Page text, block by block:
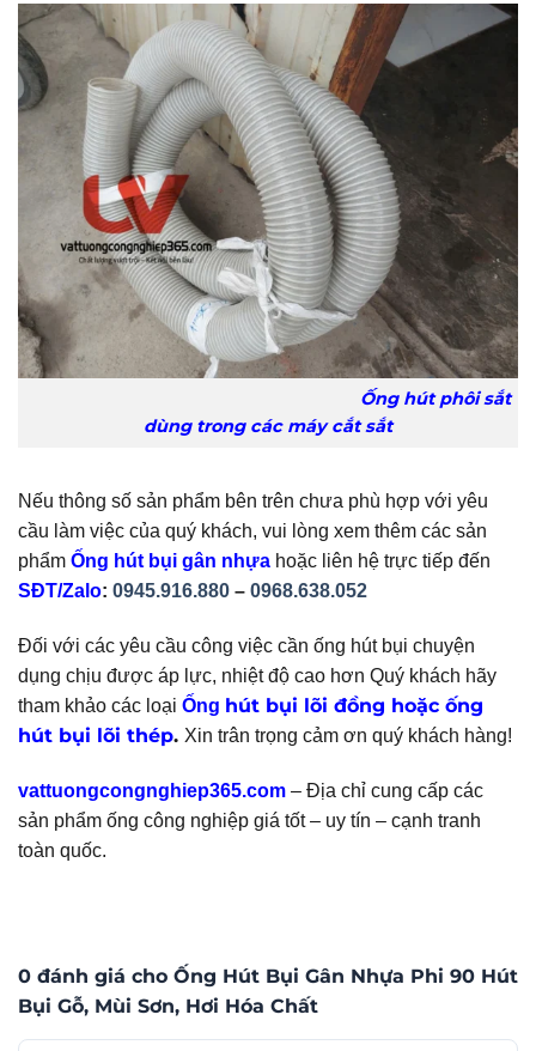
Ống hút phôi sắt
dùng trong các máy cắt sắt
Nếu thông số sản phẩm bên trên chưa phù hợp với yêu
cầu làm việc của quý khách, vui lòng xem thêm các sản
phẩm Ống hút bụi gân nhựa hoặc liên hệ trực tiếp đến
SĐT/Zalo: 0945.916.880 – 0968.638.052
Đối với các yêu cầu công việc cần ống hút bụi chuyện
dụng chịu được áp lực, nhiệt độ cao hơn Quý khách hãy
tham khảo các loại Ống hút bụi lõi đồng hoặc ống
hút bụi lõi thép. Xin trân trọng cảm ơn quý khách hàng!
vattuongcongnghiep365.com – Địa chỉ cung cấp các
sản phẩm ống công nghiệp giá tốt – uy tín – cạnh tranh
toàn quốc.
0 đánh giá cho Ống Hút Bụi Gân Nhựa Phi 90 Hút
Bụi Gỗ, Mùi Sơn, Hơi Hóa Chất